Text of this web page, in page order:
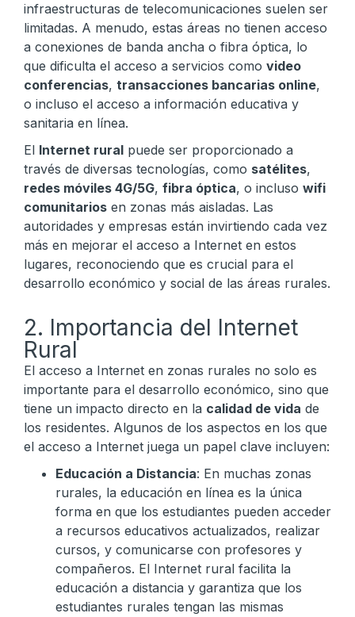
infraestructuras de telecomunicaciones suelen ser
limitadas. A menudo, estas áreas no tienen acceso
a conexiones de banda ancha o fibra óptica, lo
que dificulta el acceso a servicios como video
conferencias, transacciones bancarias online,
o incluso el acceso a información educativa y
sanitaria en línea.
El Internet rural puede ser proporcionado a
través de diversas tecnologías, como satélites,
redes móviles 4G/5G, fibra óptica, o incluso wifi
comunitarios en zonas más aisladas. Las
autoridades y empresas están invirtiendo cada vez
más en mejorar el acceso a Internet en estos
lugares, reconociendo que es crucial para el
desarrollo económico y social de las áreas rurales.
2. Importancia del Internet
Rural
El acceso a Internet en zonas rurales no solo es
importante para el desarrollo económico, sino que
tiene un impacto directo en la calidad de vida de
los residentes. Algunos de los aspectos en los que
el acceso a Internet juega un papel clave incluyen:
Educación a Distancia: En muchas zonas
rurales, la educación en línea es la única
forma en que los estudiantes pueden acceder
a recursos educativos actualizados, realizar
cursos, y comunicarse con profesores y
compañeros. El Internet rural facilita la
educación a distancia y garantiza que los
estudiantes rurales tengan las mismas